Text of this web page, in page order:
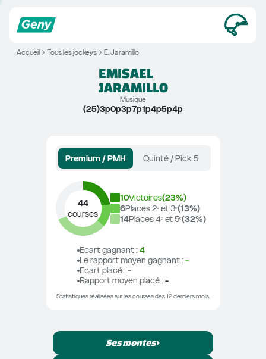
Accueil Tous les jockeys E. Jaramillo
EMISAEL
JARAMILLO
Musique
(25)3p0p3p7p1p4p5p4p
Premium / PMH Quinté / Pick 5
44
courses
10Victoires(23%)
6Places 2ᵉ et 3ᵉ(13%)
14Places 4ᵉ et 5ᵉ(32%)
Ecart gagnant : 4
Le rapport moyen gagnant : -
Ecart placé : -
Rapport moyen placé : -
Statistiques réalisées sur les courses des 12 derniers mois.
Ses montes